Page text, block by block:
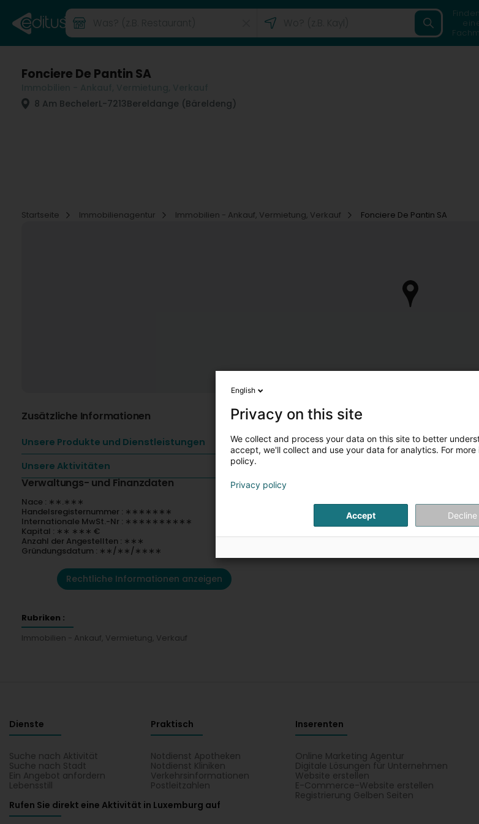
Fonciere De Pantin SA
8 Am BechelerL-7213Bereldange (Bäreldeng)
Startseite
Immobilienagentur Immobilien - Ankauf, Vermietung, Verkauf Fonciere De Pantin SA
Zusätzliche Informationen
Unsere Produkte und Dienstleistungen
Unsere Aktivitäten
Verwaltungs- und Finanzdaten
Nace : ∗∗.∗∗∗
Handelsregisternummer : ∗∗∗∗∗∗∗
Internationale MwSt.-Nr : ∗∗∗∗∗∗∗∗∗∗
Kapital : ∗∗ ∗∗∗ €
Anzahl der Angestellten : ∗∗∗
Gründungsdatum : ∗∗/∗∗/∗∗∗∗
Rechtliche Informationen anzeigen
Rubriken :
Immobilien - Ankauf, Vermietung, Verkauf
Dienste
Suche nach Aktivität
Suche nach Stadt
Ein Angebot anfordern
Lebensstill
Praktisch
Notdienst Apotheken
Notdienst Kliniken
Verkehrsinformationen
Postleitzahlen
Inserenten
Online Marketing Agentur
Digitale Lösungen für Unternehmen
Website erstellen
E-Commerce-Website erstellen
Registrierung Gelben Seiten
Rufen Sie direkt eine Aktivität in Luxemburg auf
English
Privacy on this site
We collect and process your data on this site to better
accept, we'll collect and use your data for analytics. For
policy.
Privacy policy
Accept Decline